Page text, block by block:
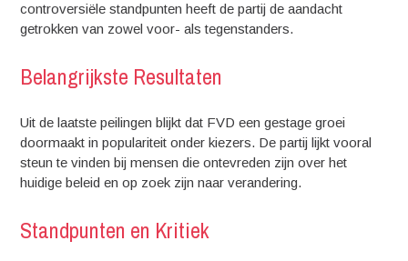
controversiële standpunten heeft de partij de aandacht
getrokken van zowel voor- als tegenstanders.
Belangrijkste Resultaten
Uit de laatste peilingen blijkt dat FVD een gestage groei
doormaakt in populariteit onder kiezers. De partij lijkt vooral
steun te vinden bij mensen die ontevreden zijn over het
huidige beleid en op zoek zijn naar verandering.
Standpunten en Kritiek